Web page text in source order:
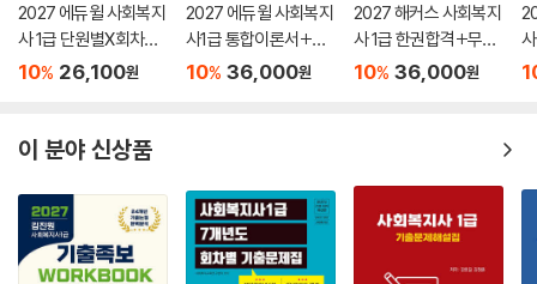
2027 에듀윌 사회복지
사 1급 단원별X회차별
기출문제집+무료특강
10% 26,100원
2027 에듀윌 사회복지
사1급 통합이론서+무
료특강
10% 36,000원
2027 해커스 사회복지
사 1급 한권합격+무료
특강 (8영역 이론+최
10% 36,000원
이 분야 신상품